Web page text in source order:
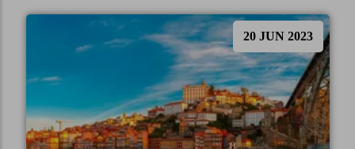
20 JUN 2023